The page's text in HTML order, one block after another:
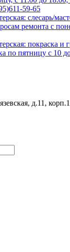
59-65
слесарь/
ремонта с
покраска и
по пятницу с 10
д.11, корп.1